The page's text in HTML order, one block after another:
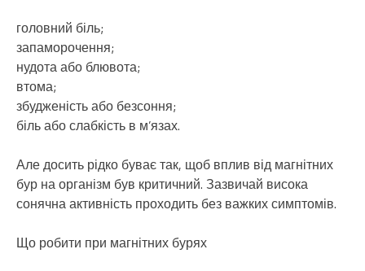
головний біль;
запаморочення;
нудота або блювота;
втома;
збудженість або безсоння;
біль або слабкість в м’язах.
Але досить рідко буває так, щоб вплив від магнітних
бур на організм був критичний. Зазвичай висока
сонячна активність проходить без важких симптомів.
Що робити при магнітних бурях